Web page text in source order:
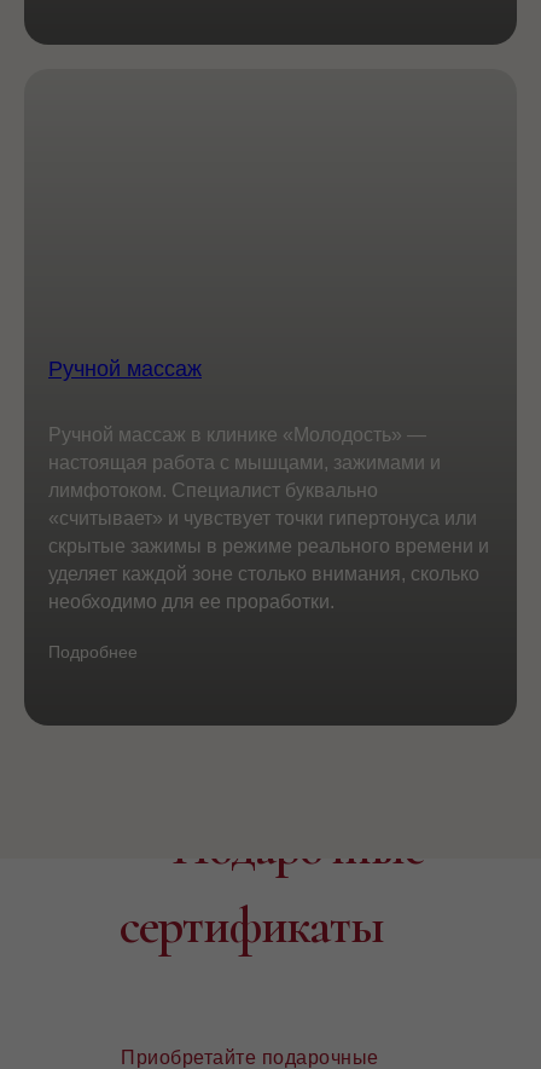
Ручной массаж
Ручной массаж в клинике «Молодость» —
настоящая работа с мышцами, зажимами и
лимфотоком. Специалист буквально
«считывает» и чувствует точки гипертонуса или
скрытые зажимы в режиме реального времени и
уделяет каждой зоне столько внимания, сколько
необходимо для ее проработки.
Подробнее
— Подарочные
сертификаты
Приобретайте подарочные